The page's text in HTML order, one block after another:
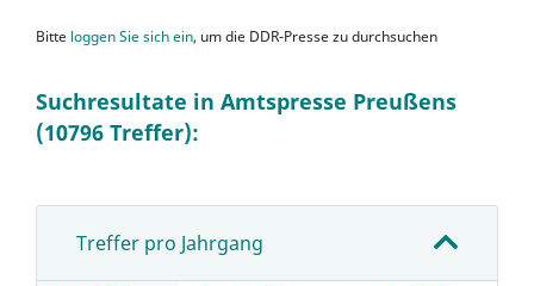
Bitte loggen Sie sich ein, um die DDR-Presse zu durchsuchen
Suchresultate in Amtspresse Preußens
(10796 Treffer):
Treffer pro Jahrgang